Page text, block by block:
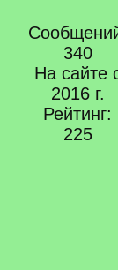
340
На сайте
2016 г.
Рейтинг:
225